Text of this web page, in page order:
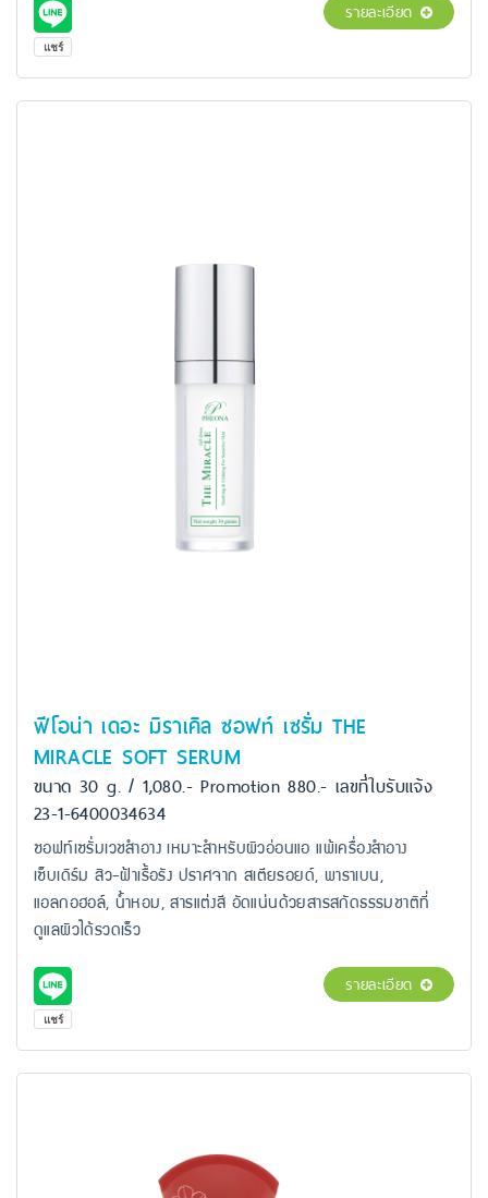
รายละเอียด
ฟีโอน่า เดอะ มิราเคิล ซอฟท์ เซรั่ม THE
MIRACLE SOFT SERUM
ขนาด 30 g. / 1,080.- Promotion 880.- เลขที่ใบรับแจ้ง
23-1-6400034634
ซอฟท์เซรั่มเวชสำอาง เหมาะสำหรับผิวอ่อนแอ แพ้เครื่องสำอาง
เซ็บเดิร์ม สิว-ฝ้าเรื้อรัง ปราศจาก สเตียรอยด์, พาราเบน,
แอลกอฮอล์, น้ำหอม, สารแต่งสี อัดแน่นด้วยสารสกัดธรรมชาติที่
ดูแลผิวได้รวดเร็ว
รายละเอียด